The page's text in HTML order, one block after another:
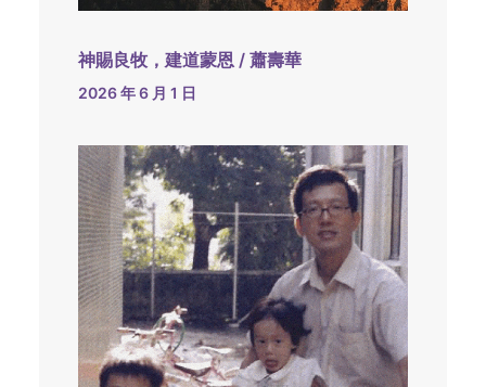
神賜良牧，建道蒙恩 / 蕭壽華
2026 年 6 月 1 日